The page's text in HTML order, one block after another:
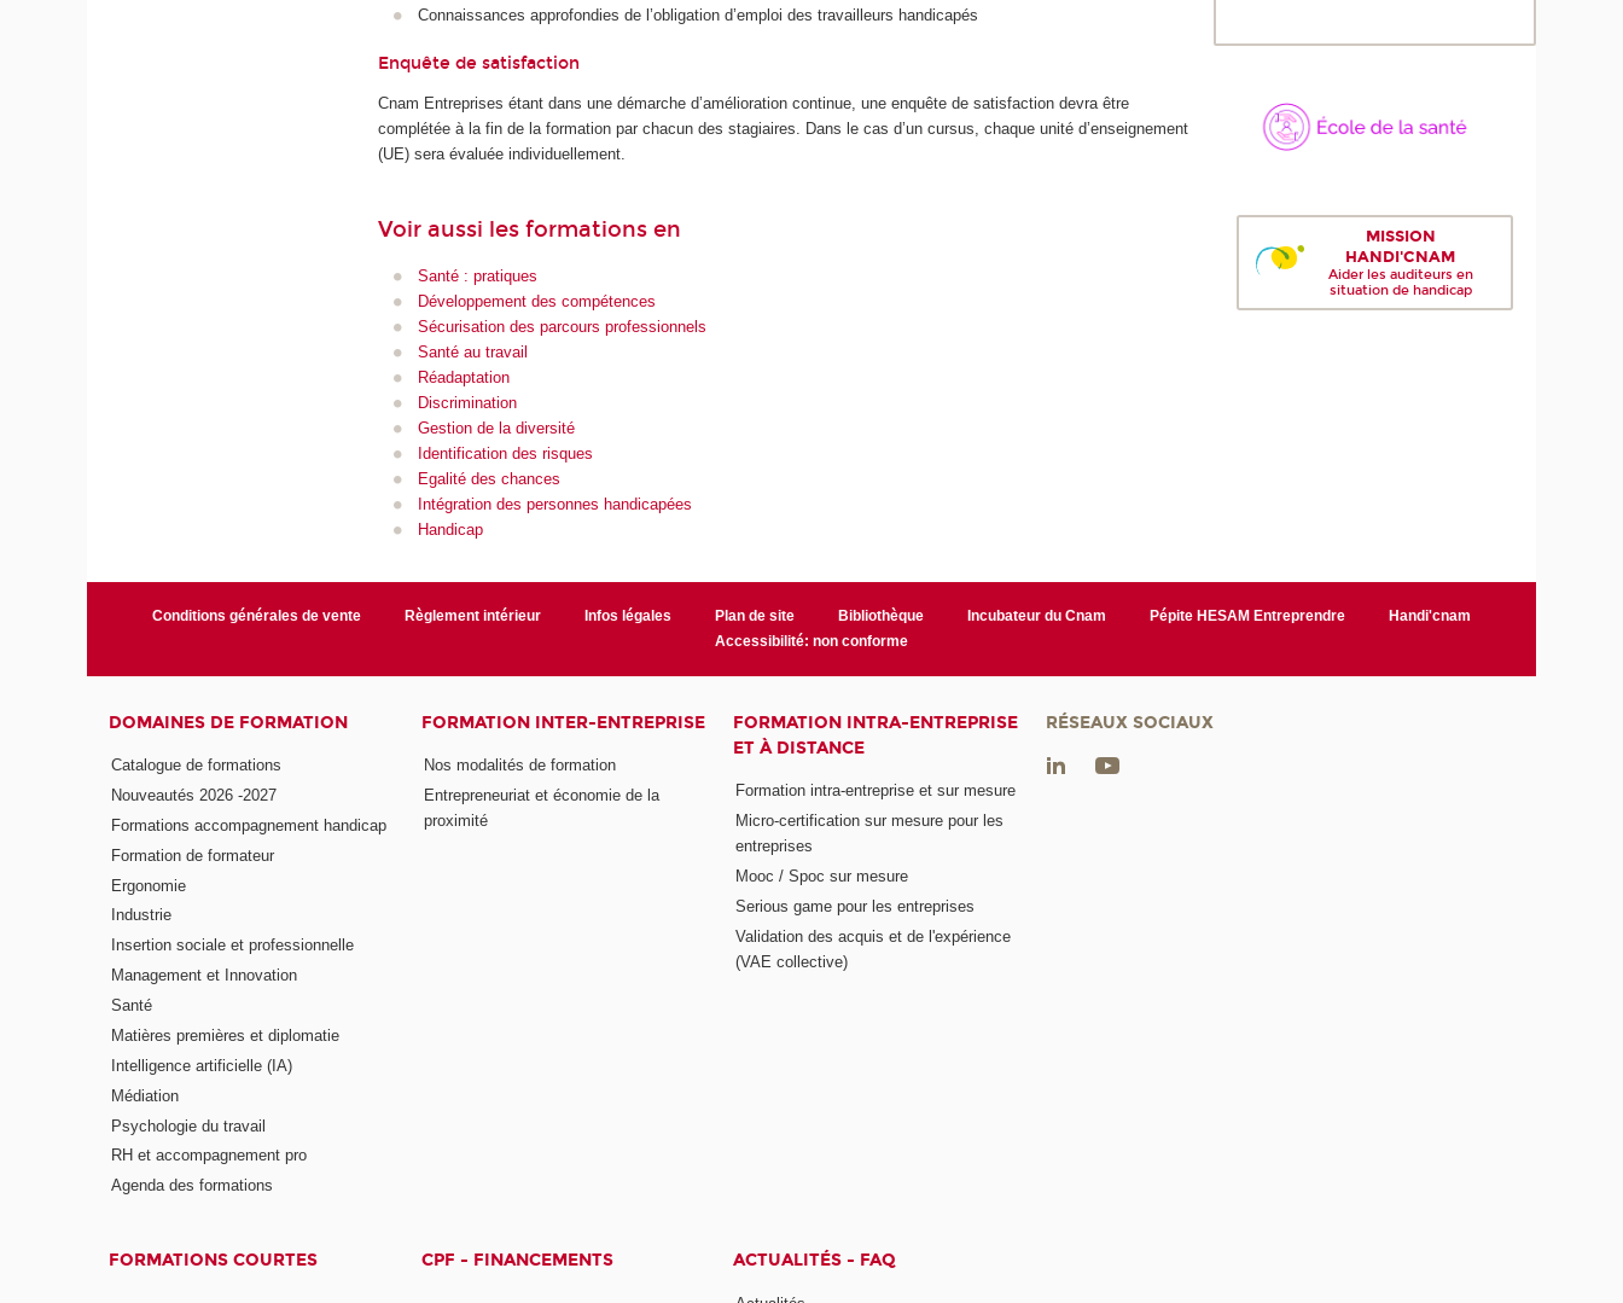
Connaissances approfondies de l’obligation d’emploi des travailleurs handicapés
Enquête de satisfaction
Cnam Entreprises étant dans une démarche d’amélioration continue, une enquête de satisfaction devra être
complétée à la fin de la formation par chacun des stagiaires. Dans le cas d’un cursus, chaque unité d’enseignement
(UE) sera évaluée individuellement.
Voir aussi les formations en
Santé : pratiques
Développement des compétences
Sécurisation des parcours professionnels
Santé au travail
Réadaptation
Discrimination
Gestion de la diversité
Identification des risques
Egalité des chances
Intégration des personnes handicapées
Handicap
MISSION
HANDI'CNAM
Aider les auditeurs en
situation de handicap
Conditions générales de vente Règlement intérieur Infos légales Plan de site Bibliothèque Incubateur du Cnam Pépite HESAM Entreprendre
Handi'cnam
Accessibilité: non conforme
DOMAINES DE FORMATION
Catalogue de formations
Nouveautés 2026 -2027
Formations accompagnement handicap
Formation de formateur
Ergonomie
Industrie
Insertion sociale et professionnelle
Management et Innovation
Santé
Matières premières et diplomatie
Intelligence artificielle (IA)
Médiation
Psychologie du travail
RH et accompagnement pro
Agenda des formations
FORMATION INTER-ENTREPRISE
Nos modalités de formation
Entrepreneuriat et économie de la
proximité
FORMATION INTRA-ENTREPRISE
ET À DISTANCE
Formation intra-entreprise et sur mesure
Micro-certification sur mesure pour les
entreprises
Mooc / Spoc sur mesure
Serious game pour les entreprises
Validation des acquis et de l'expérience
(VAE collective)
FORMATIONS COURTES CPF - FINANCEMENTS ACTUALITÉS - FAQ
RÉSEAUX SOCIAUX